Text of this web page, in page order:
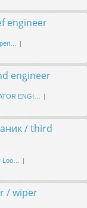
engineer
engineer
ENGI…
/ third
Loo…
/ wiper